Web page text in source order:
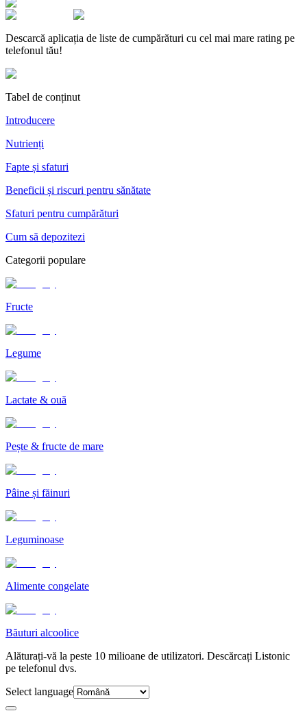
Descarcă aplicația de liste de cumpărături cu cel mai mare rating pe
telefonul tău!
Tabel de conținut
Introducere
Nutrienți
Fapte și sfaturi
Beneficii și riscuri pentru sănătate
Sfaturi pentru cumpărături
Cum să depozitezi
Categorii populare
Fructe
Legume
Lactate & ouă
Pește & fructe de mare
Pâine și făinuri
Leguminoase
Alimente congelate
Băuturi alcoolice
Alăturați-vă la peste 10 milioane de utilizatori. Descărcați Listonic
pe telefonul dvs.
Select language